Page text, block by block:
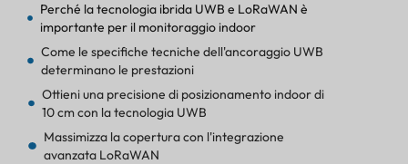
Perché la tecnologia ibrida UWB e LoRaWAN è
importante per il monitoraggio indoor
Come le specifiche tecniche dell'ancoraggio UWB
determinano le prestazioni
Ottieni una precisione di posizionamento indoor di
10 cm con la tecnologia UWB
Massimizza la copertura con l'integrazione
avanzata LoRaWAN